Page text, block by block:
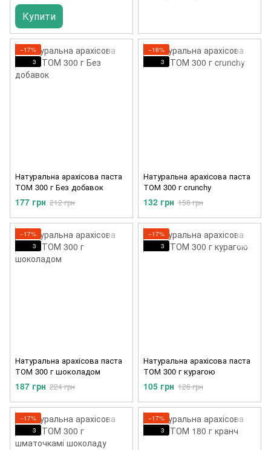
Купити
−17%
3
Натуральна арахісова паста
ТОМ 300 г Без добавок
177 грн 212 грн
−16%
3
Натуральна арахісова паста
ТОМ 300 г crunchy
132 грн 158 грн
−17%
3
Натуральна арахісова паста
ТОМ 300 г шоколадом
187 грн 224 грн
−17%
3
Натуральна арахісова паста
ТОМ 300 г курагою
105 грн 126 грн
−17%
3
−17%
3